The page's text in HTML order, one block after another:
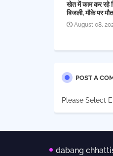
खेत में काम कर रहे
बिजली, मौके पर मौत
August 08,
POST A
Please Select
dabang